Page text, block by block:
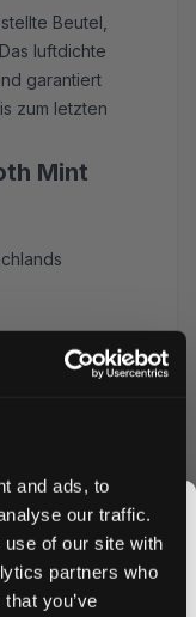
and ads, to
our traffic.
of our site with
partners who
you’ve
Beutel,
luftdichte
garantiert
zum letzten
Mint
Kaufen
und stellen Sie
nie
aus Stärke